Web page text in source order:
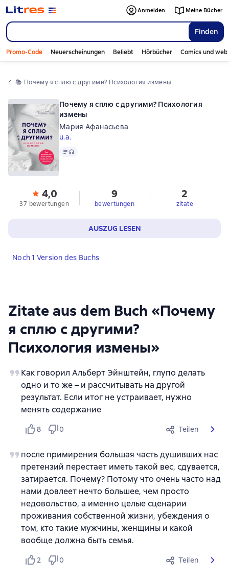
Finden
Anmelden Meine Bücher
Promo-Code Neuerscheinungen Beliebt Hörbücher Comics und
📚 Почему я сплю с другими? Психология измены
Zitate aus dem Buch «Почему
я сплю с другими?
Психология измены»
Как говорил Альберт Эйнштейн, глупо делать
одно и то же – и рассчитывать на другой
результат. Если итог не устраивает, нужно
менять содержание
8 0 Teilen
после примирения большая часть душивших нас
претензий перестает иметь такой вес, сдувается,
затирается. Почему? Потому что очень часто над
нами довлеет нечто большее, чем просто
недовольство, а именно целые сценарии
проживания собственной жизни, убеждения о
том, кто такие мужчины, женщины и какой
вообще должна быть семья.
2 0 Teilen
Почему я сплю с другими? Психология
измены
Мария Афанасьева
u.a.
Text, Audioformat verfügbar
4,0
37 bewertungen
9
bewertungen
2
zitate
AUSZUG LESEN
Noch 1 Version des Buchs